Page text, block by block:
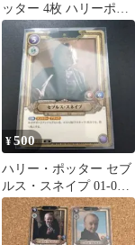
ッター 4枚 ハリーポッ
ターカード
¥500
ハリー・ポッター セブ
ルス・スネイプ 01-010
SR